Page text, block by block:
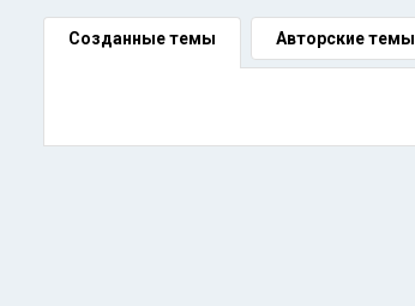
Созданные темы Авторские темы